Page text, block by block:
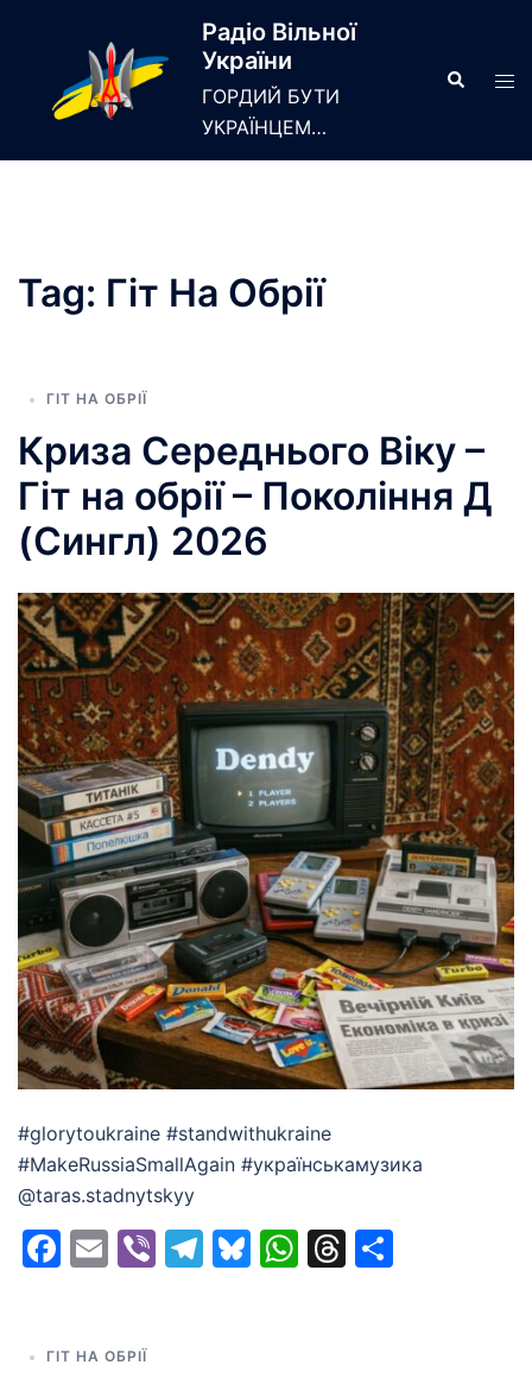
Радіо Вільної
України
ГОРДИЙ БУТИ
УКРАЇНЦЕМ…
Search
Tag: Гіт На Обрії
ГІТ НА ОБРІЇ
Криза Середнього Віку –
Гіт на обрії – Покоління Д
(Сингл) 2026
#glorytoukraine #standwithukraine
#MakeRussiaSmallAgain #українськамузика
@taras.stadnytskyy
Facebook
EmailViberTelegram
Bluesky
WhatsApp
Threads
ГІТ НА ОБРІЇ